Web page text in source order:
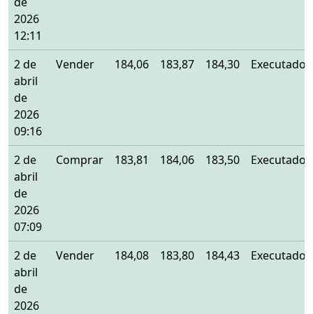
2026
12:11
2 de
abril
de
2026
09:16
Vender 184,06 183,87 184,30 Executado
2 de
abril
de
2026
07:09
Comprar 183,81 184,06 183,50 Executado
2 de
abril
de
2026
Vender 184,08 183,80 184,43 Executado